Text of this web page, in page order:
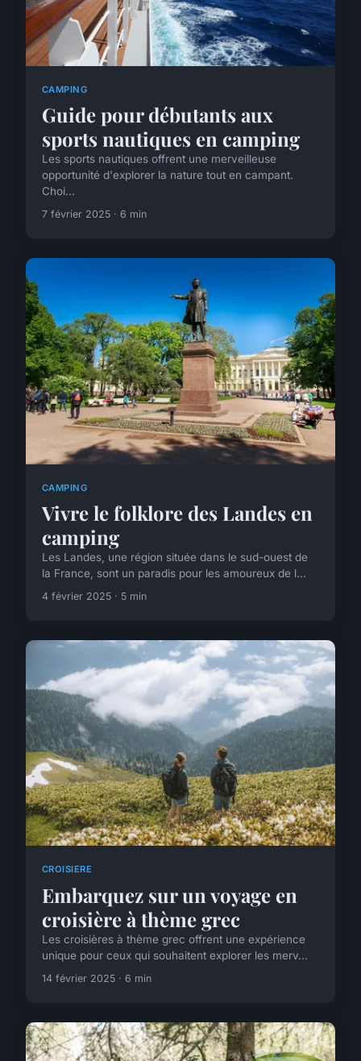
CAMPING
Guide pour débutants aux
sports nautiques en camping
Les sports nautiques offrent une merveilleuse
opportunité d'explorer la nature tout en campant.
Choi...
7 février 2025 · 6 min
CAMPING
Vivre le folklore des Landes en
camping
Les Landes, une région située dans le sud-ouest de
la France, sont un paradis pour les amoureux de l...
4 février 2025 · 5 min
CROISIERE
Embarquez sur un voyage en
croisière à thème grec
Les croisières à thème grec offrent une expérience
unique pour ceux qui souhaitent explorer les merv...
14 février 2025 · 6 min